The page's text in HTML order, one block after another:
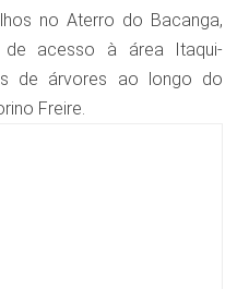
no Aterro do Bacanga,
acesso à área Itaqui-
de árvores ao longo do
Freire.